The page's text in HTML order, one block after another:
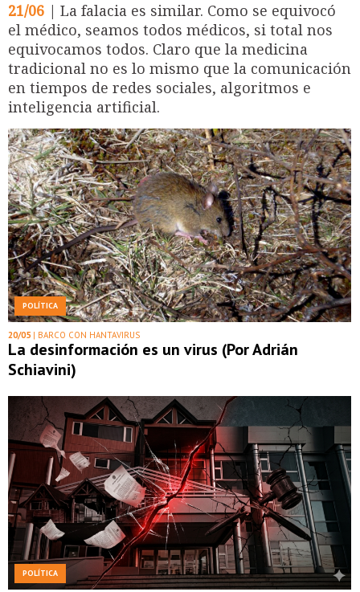
21/06 | La falacia es similar. Como se equivocó
el médico, seamos todos médicos, si total nos
equivocamos todos. Claro que la medicina
tradicional no es lo mismo que la comunicación
en tiempos de redes sociales, algoritmos e
inteligencia artificial.
POLÍTICA
20/05 | BARCO CON HANTAVIRUS
La desinformación es un virus (Por Adrián
Schiavini)
POLÍTICA